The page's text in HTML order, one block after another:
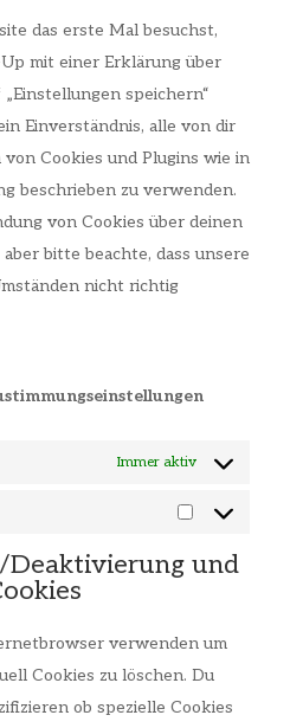
sonstiges
das erste Mal besuchst,
mit einer Erklärung über
„Einstellungen speichern“
Einverständnis, alle von dir
Cookies und Plugins wie in
beschrieben zu verwenden.
von Cookies über deinen
bitte beachte, dass unsere
nicht richtig
Immer aktiv
und
verwenden um
Cookies zu löschen. Du
ob spezielle Cookies